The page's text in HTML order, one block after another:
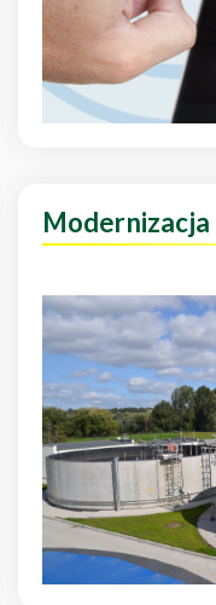
Modernizacja